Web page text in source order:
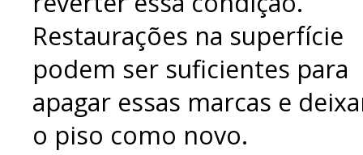
Restaurações na superfície
podem ser suficientes para
apagar essas marcas e
o piso como novo.